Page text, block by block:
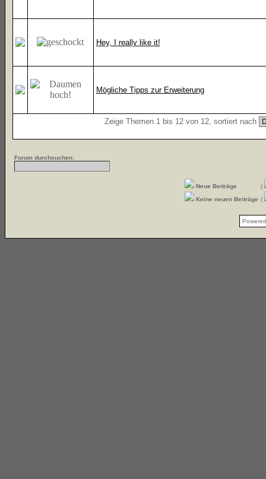
Hey, I really like it!
Mögliche Tipps zur Erweiterung
Zeige Themen 1 bis 12 von 12, sortiert nach
Forum durchsuchen:
Neue Beiträge
(
Keine neuen Beiträge (